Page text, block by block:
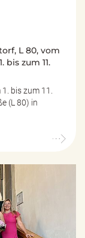
L 80, vom
bis zum 11.
bis zum 11.
(L 80) in